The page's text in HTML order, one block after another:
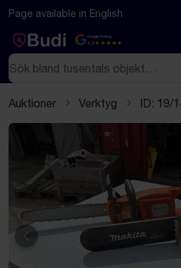
Hoppa till innehåll
Textbaserad (markdown) version av
Page available in English
Google Rating
4.5
Sök
Auktioner Verktyg ID: 19/
Föregående